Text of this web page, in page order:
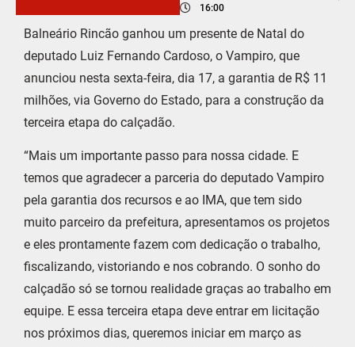
16:00
Balneário Rincão ganhou um presente de Natal do
deputado Luiz Fernando Cardoso, o Vampiro, que
anunciou nesta sexta-feira, dia 17, a garantia de R$ 11
milhões, via Governo do Estado, para a construção da
terceira etapa do calçadão.
“Mais um importante passo para nossa cidade. E
temos que agradecer a parceria do deputado Vampiro
pela garantia dos recursos e ao IMA, que tem sido
muito parceiro da prefeitura, apresentamos os projetos
e eles prontamente fazem com dedicação o trabalho,
fiscalizando, vistoriando e nos cobrando. O sonho do
calçadão só se tornou realidade graças ao trabalho em
equipe. E essa terceira etapa deve entrar em licitação
nos próximos dias, queremos iniciar em março as